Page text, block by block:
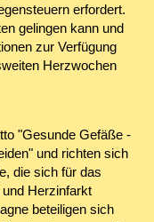
erfordert.
gelingen kann und
zur Verfügung
Herzwochen
"Gesunde Gefäße -
und richten sich
die sich für das
Herzinfarkt
beteiligen sich